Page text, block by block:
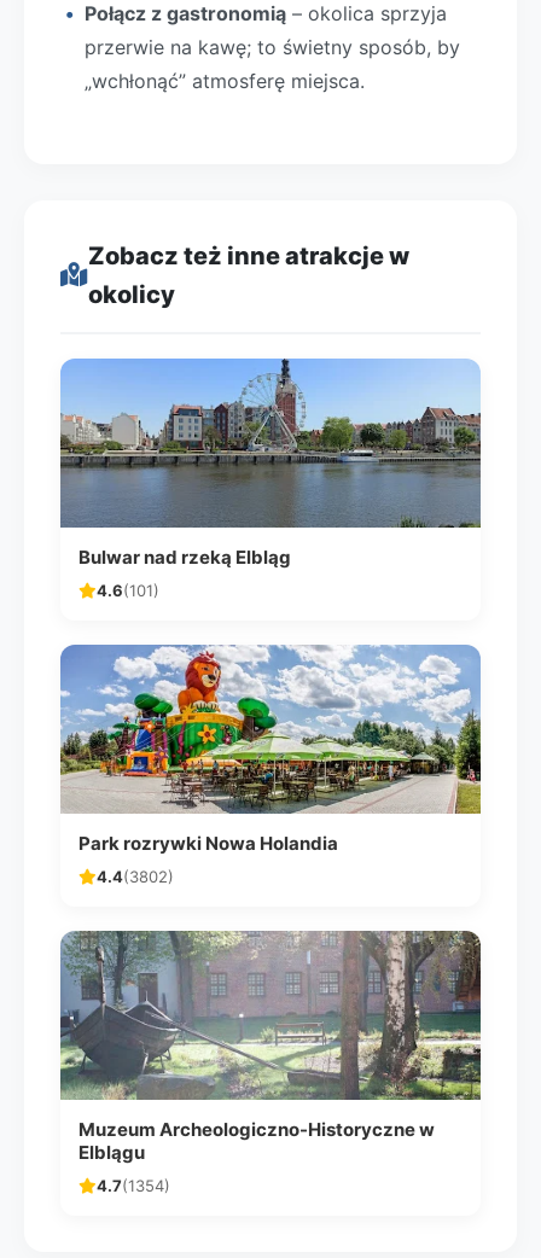
Połącz z gastronomią – okolica sprzyja
przerwie na kawę; to świetny sposób, by
„wchłonąć” atmosferę miejsca.
Zobacz też inne atrakcje w
okolicy
Bulwar nad rzeką Elbląg
4.6(101)
Park rozrywki Nowa Holandia
4.4(3802)
Muzeum Archeologiczno-Historyczne w
Elblągu
4.7(1354)